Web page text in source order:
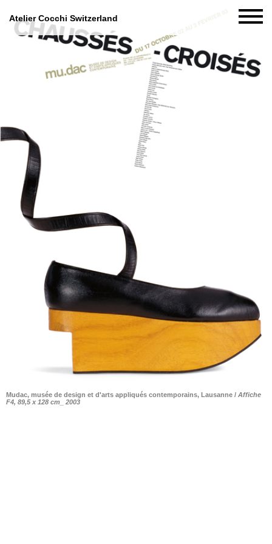
Atelier Cocchi Switzerland
Mudac, musée de design et d'arts appliqués contemporains, Lausanne / Affiche
F4, 89,5 x 128 cm_ 2003